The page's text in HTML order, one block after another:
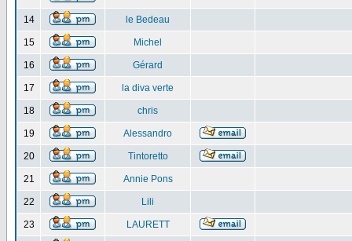
14 le Bedeau
15 Michel
16 Gérard
17 la diva verte
18 chris
19 Alessandro
20 Tintoretto
21 Annie Pons
22 Lili
23 LAURETT